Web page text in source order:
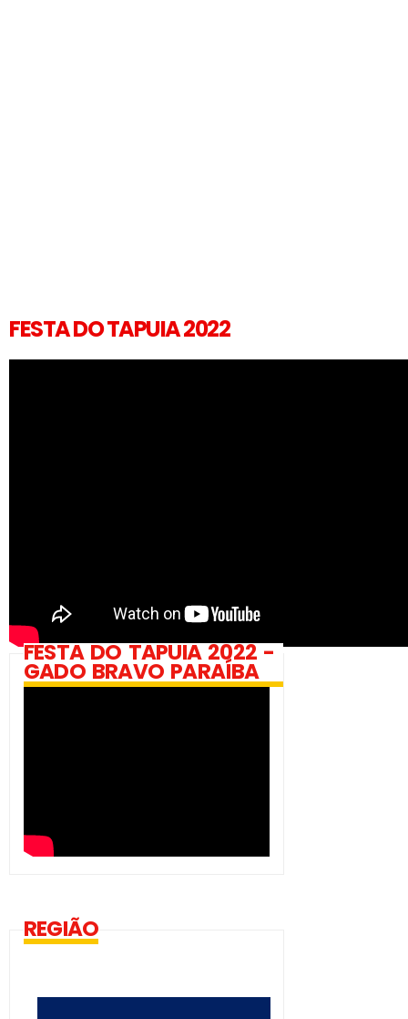
FESTA DO TAPUIA 2022
FESTA DO TAPUIA 2022 -
GADO BRAVO PARAÍBA
REGIÃO